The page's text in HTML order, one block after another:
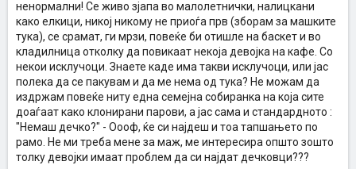
ненормални! Се живо зјапа во малолетнички, налицкани
како елкици, никој никому не приоѓа прв (зборам за машките
тука), се срамат, ги мрзи, повеќе би отишле на баскет и во
кладилница отколку да повикаат некоја девојка на кафе. Со
некои исклучоци. Знаете каде има такви исклучоци, или јас
полека да се пакувам и да ме нема од тука? Не можам да
издржам повеќе ниту една семејна собиранка на која сите
доаѓаат како клонирани парови, а јас сама и стандардното :
"Немаш дечко?" - Оооф, ќе си најдеш и тоа тапшањето по
рамо. Не ми треба мене за маж, ме интересира општо зошто
толку девојки имаат проблем да си најдат дечковци???